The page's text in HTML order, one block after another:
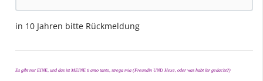
in 10 Jahren bitte Rückmeldung
Es gibt nur EINE, und das ist MEINE ti amo tanto, strega mia (Freundin UND Hexe, oder was habt ihr gedacht?)